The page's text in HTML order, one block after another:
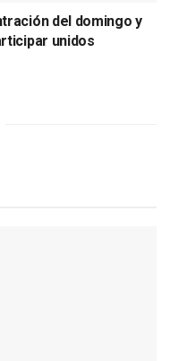
del domingo y
unidos